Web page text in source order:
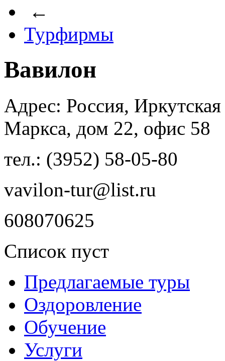
←
Турфирмы
Вавилон
Адрес: Россия,
Маркса, дом 22, офис 58
тел.: (3952) 58-05-80
vavilon-tur@list.ru
608070625
Список пуст
Предлагаемые туры
Оздоровление
Обучение
Услуги